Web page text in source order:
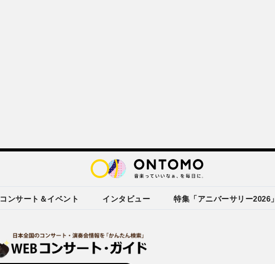
コンサート＆イベント インタビュー 特集「アニバーサリー2026」